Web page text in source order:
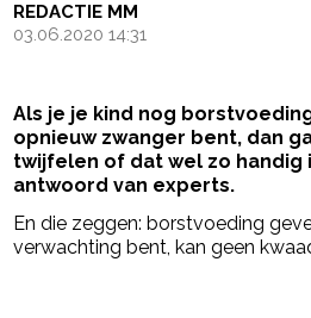
REDACTIE MM
03.06.2020 14:31
Als je je kind nog
opnieuw zwanger bent, dan
twijfelen of dat wel zo handig
antwoord van experts.
En die zeggen: borstvoeding
verwachting bent, kan geen